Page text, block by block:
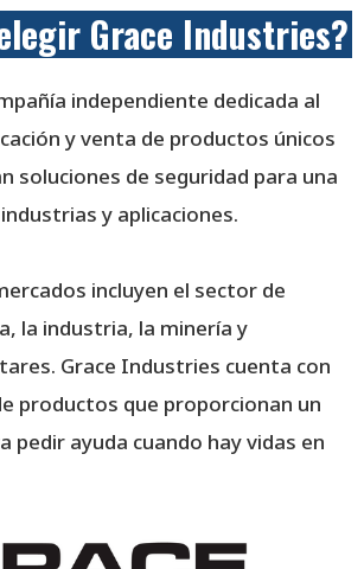
Grace Industries?
independiente dedicada al
y venta de productos únicos
soluciones de seguridad para una
y aplicaciones.
incluyen el sector de
la industria, la minería y
Grace Industries cuenta con
productos que proporcionan un
pedir ayuda cuando hay vidas en